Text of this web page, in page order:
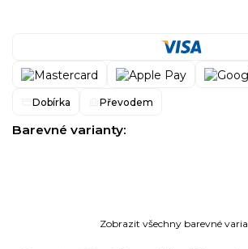
Dobírka Převodem
Barevné varianty:
Zobrazit všechny barevné